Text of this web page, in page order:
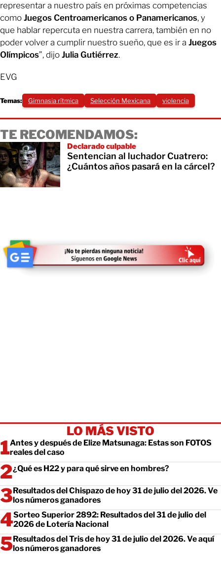
representar a nuestro país en próximas competencias
como Juegos Centroamericanos o Panamericanos, y
que hablar repercuta en nuestra carrera, también en no
poder volver a cumplir nuestro sueño, que es ir a Juegos
Olímpicos”, dijo Julia Gutiérrez.
EVG
Temas: Gimnasia rítmica Selección Mexicana violencia
TE RECOMENDAMOS:
Declarado culpable
Sentencian al luchador Cuatrero:
¿Cuántos años pasará en la cárcel?
LO MÁS VISTO
Antes y después de Elize Matsunaga: Estas son FOTOS
reales del caso
¿Qué es H22 y para qué sirve en hombres?
Resultados del Chispazo de hoy 31 de julio del 2026. Ve
los números ganadores
Sorteo Superior 2892: Resultados del 31 de julio del
2026 de Lotería Nacional
Resultados del Tris de hoy 31 de julio del 2026. Ve aquí
los números ganadores